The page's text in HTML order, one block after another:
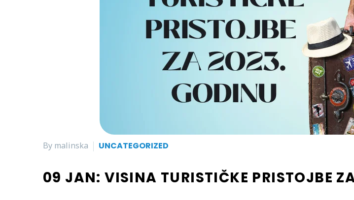
By malinska UNCATEGORIZED
09 JAN:VISINA TURISTIČKE PRISTOJBE